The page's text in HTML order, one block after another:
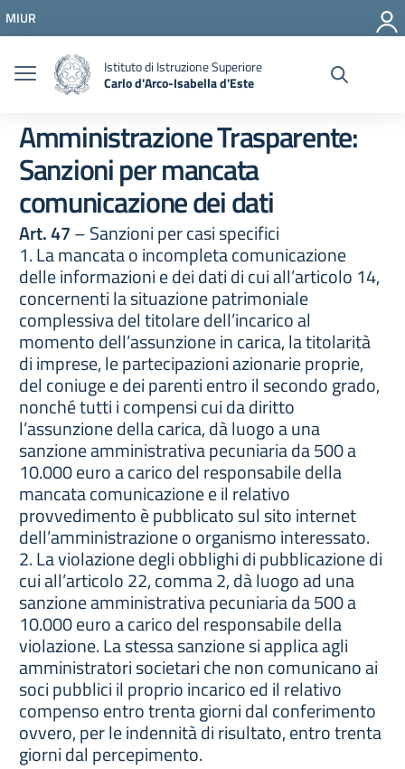
Vai al menu di navigazione
Vai al footer
MIUR
Istituto di Istruzione Superiore
Carlo d'Arco-Isabella d'Este
Amministrazione Trasparente:
Sanzioni per mancata
comunicazione dei dati
Art. 47– Sanzioni per casi specifici
1. La mancata o incompleta comunicazione
delle informazioni e dei dati di cui all’articolo 14,
concernenti la situazione patrimoniale
complessiva del titolare dell’incarico al
momento dell’assunzione in carica, la titolarità
di imprese, le partecipazioni azionarie proprie,
del coniuge e dei parenti entro il secondo grado,
nonché tutti i compensi cui da diritto
l’assunzione della carica, dà luogo a una
sanzione amministrativa pecuniaria da 500 a
10.000 euro a carico del responsabile della
mancata comunicazione e il relativo
provvedimento è pubblicato sul sito internet
dell’amministrazione o organismo interessato.
2. La violazione degli obblighi di pubblicazione di
cui all’articolo 22, comma 2, dà luogo ad una
sanzione amministrativa pecuniaria da 500 a
10.000 euro a carico del responsabile della
violazione. La stessa sanzione si applica agli
amministratori societari che non comunicano ai
soci pubblici il proprio incarico ed il relativo
compenso entro trenta giorni dal conferimento
ovvero, per le indennità di risultato, entro trenta
giorni dal percepimento.